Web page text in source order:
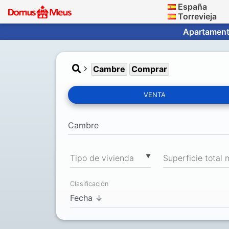
España
Torrevieja
Cambre Comprar
VENTA
▼
Tipo de vivienda
Clasificación